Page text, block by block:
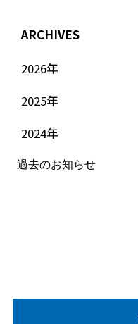
ARCHIVES
2026年
2025年
2024年
過去のお知らせ